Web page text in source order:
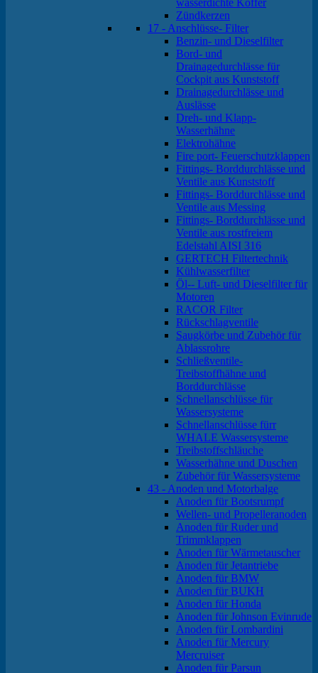
wasserdichte Koffer
Zündkerzen
17 - Anschlüsse- Filter
Benzin- und Dieselfilter
Bord- und
Drainagedurchlässe für
Cockpit aus Kunststoff
Drainagedurchlässe und
Auslässe
Dreh- und Klapp-
Wasserhähne
Elektrohähne
Fire port- Feuerschutzklappen
Fittings- Borddurchlässe und
Ventile aus Kunststoff
Fittings- Borddurchlässe und
Ventile aus Messing
Fittings- Borddurchlässe und
Ventile aus rostfreiem
Edelstahl AISI 316
GERTECH Filtertechnik
Kühlwasserfilter
Öl-- Luft- und Dieselfilter für
Motoren
RACOR Filter
Rückschlagventile
Saugkörbe und Zubehör für
Ablassrohre
Schließventile-
Treibstoffhähne und
Borddurchlässe
Schnellanschlüsse für
Wassersysteme
Schnellanschlüsse fürr
WHALE Wassersysteme
Treibstoffschläuche
Wasserhähne und Duschen
Zubehör für Wassersysteme
43 - Anoden und Motorbalge
Anoden für Bootsrumpf
Wellen- und Propelleranoden
Anoden für Ruder und
Trimmklappen
Anoden für Wärmetauscher
Anoden für Jetantriebe
Anoden für BMW
Anoden für BUKH
Anoden für Honda
Anoden für Johnson Evinrude
Anoden für Lombardini
Anoden für Mercury
Mercruiser
Anoden für Parsun